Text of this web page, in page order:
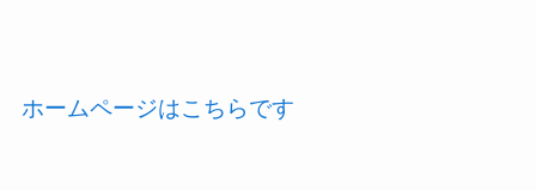
ホームページはこちらです